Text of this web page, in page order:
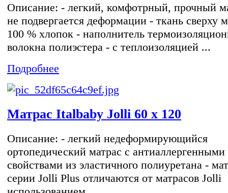
Описание: - легкий, комфотрный, прочный
не подвергается деформации - ткань сверху
100 % хлопок - наполнитель
волокна полиэстера - с теплоизоляцией ...
Подробнее
Матрас Italbaby Jolli 60 х 120
Описание: - легкий недеформирующийся
ортопедический матрас с антиаллергенными
свойствами из эластичного полиуретана -
серии Jolli Plus отличаются от матрасов Jolli